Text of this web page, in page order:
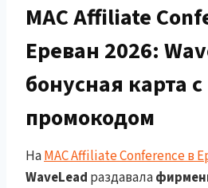
MAC Affiliate
Ереван 2026:
бонусная карта с
промокодом
НаMAC Affiliate Conference в
WaveLead раздавала